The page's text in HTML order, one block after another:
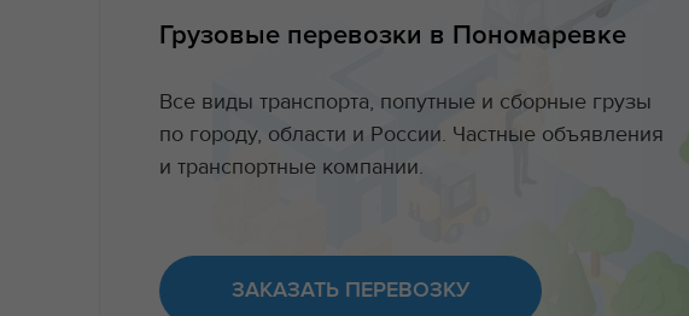
Грузовые перевозки в Пономаревке
Все виды транспорта, попутные и сборные грузы
по городу, области и России. Частные объявления
и транспортные компании.
ЗАКАЗАТЬ ПЕРЕВОЗКУ